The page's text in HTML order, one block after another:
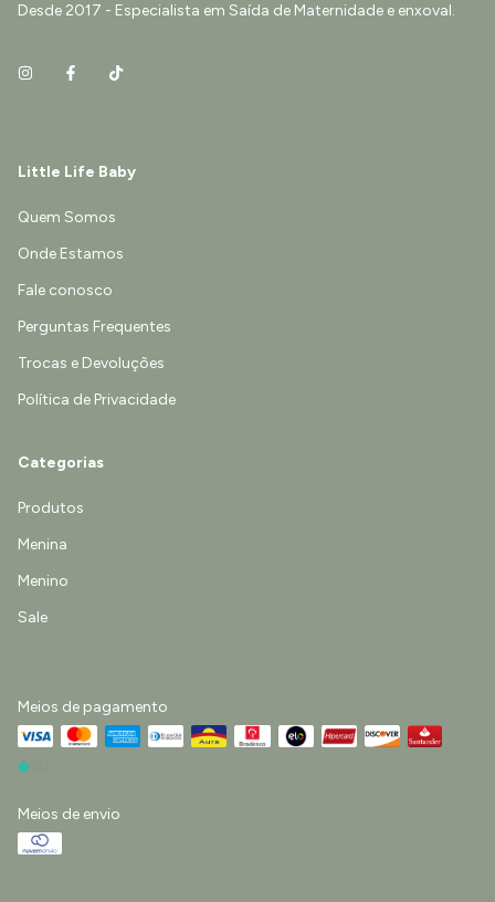
Desde 2017 - Especialista em Saída de Maternidade e enxoval.
Little Life Baby
Quem Somos
Onde Estamos
Fale conosco
Perguntas Frequentes
Trocas e Devoluções
Política de Privacidade
Categorias
Produtos
Menina
Menino
Sale
Meios de pagamento
Meios de envio